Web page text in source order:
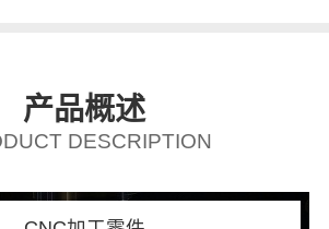
产品概述
DESCRIPTION